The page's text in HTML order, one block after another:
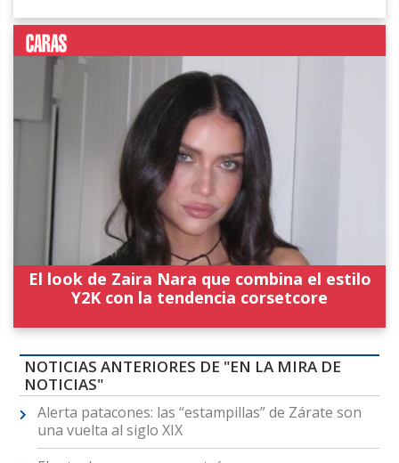
El look de Zaira Nara que combina el estilo
Y2K con la tendencia corsetcore
NOTICIAS ANTERIORES DE "EN LA MIRA DE
NOTICIAS"
Alerta patacones: las “estampillas” de Zárate son
una vuelta al siglo XIX